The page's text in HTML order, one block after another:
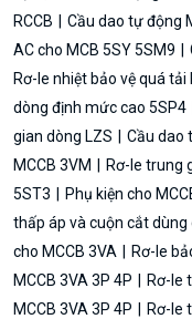
RCCB
Cầu dao tự động
AC cho MCB 5SY 5SM9
Rơ-le nhiệt bảo vệ quá tải
dòng định mức cao 5SP4
gian dòng LZS
Cầu dao
MCCB 3VM
Rơ-le trung
5ST3
Phụ kiện cho
thấp áp và cuộn cắt dùng
cho MCCB 3VA
Rơ-le
MCCB 3VA 3P 4P
Rơ-le
MCCB 3VA 3P 4P
Rơ-le